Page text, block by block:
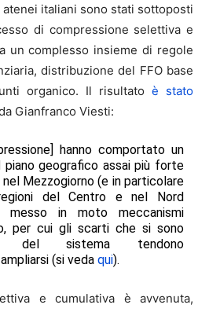
italiani sono stati sottoposti
di compressione selettiva e
un complesso insieme di regole
distribuzione del FFO base
organico. Il risultato è stato
Gianfranco Viesti:
hanno comportato un
geografico assai più forte
Mezzogiorno (e in particolare
del Centro e nel Nord
messo in moto meccanismi
per cui gli scarti che si sono
del sistema tendono
(si vedaqui).
e cumulativa è avvenuta,